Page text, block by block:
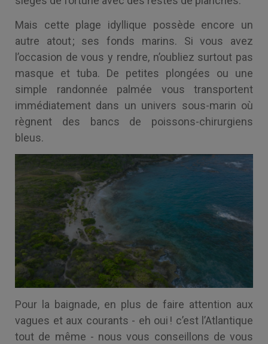
Mais cette plage idyllique possède encore un
autre atout ; ses fonds marins. Si vous avez
l’occasion de vous y rendre, n’oubliez surtout pas
masque et tuba. De petites plongées ou une
simple randonnée palmée vous transportent
immédiatement dans un univers sous-marin où
règnent des bancs de poissons-chirurgiens
bleus.
Pour la baignade, en plus de faire attention aux
vagues et aux courants - eh oui ! c’est l’Atlantique
tout de même - nous vous conseillons de vous